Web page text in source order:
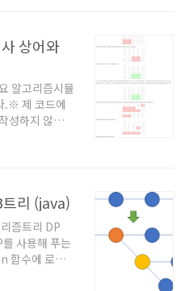
을 원하시는
이 그냥 백트
되면 다른
. 초기 명분(?)
우, 최소로 필
F가 최대
상어와
알고리즘시뮬
.※ 제 코드에
하지 않았는
로 백준 풀 때
보시는걸 추
. 이하 코드는
원 배열을 쓰
안쓰고 푸
. 각 단계별
리 (java)
즘트리 DP
사용해 푸는
함수에 로직
를 쓰지